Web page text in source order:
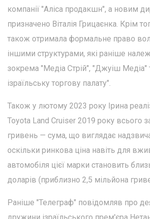
компанії "Аліса продакшн", а новим
призначено Віталія Грицаєнка. Крім
також отримала формальне право
іншими структурами, які раніше
зокрема "Медіа Стрій", "Джуіш Медіа"
ізраїльську торгову палату".
Також у лютому 2023 року Ірина
Toyota Land Cruiser 2019 року всього
гривень — сума, що виглядає
оскільки ринкова ціна навіть для
автомобіля цієї марки становить
доларів (приблизно 2,5 мільйона
Раніше "Телеграф" повідомляв про